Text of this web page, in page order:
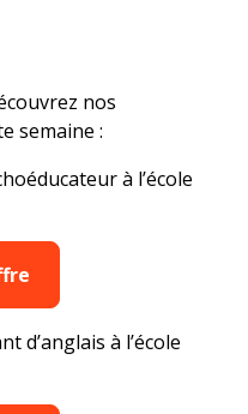
nos
semaine :
à l’école
d’anglais à l’école